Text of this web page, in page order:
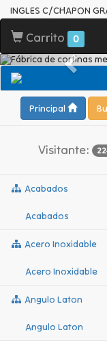
INGLES C/CHAPON
Carrito 0
Principal
Visitante:
Acabados
Acabados
Acero Inoxidable
Acero Inoxidable
Angulo Laton
Angulo Laton